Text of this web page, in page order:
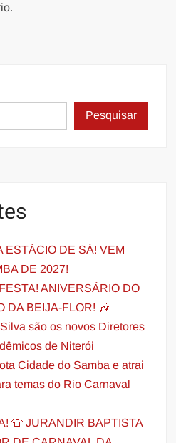
Pesquisar
ESTÁCIO DE SÁ! VEM
DE 2027!
ANIVERSÁRIO DO
DA BEIJA-FLOR! 🎶
são os novos Diretores
de Niterói
Cidade do Samba e atrai
temas do Rio Carnaval
👕 JURANDIR BAPTISTA